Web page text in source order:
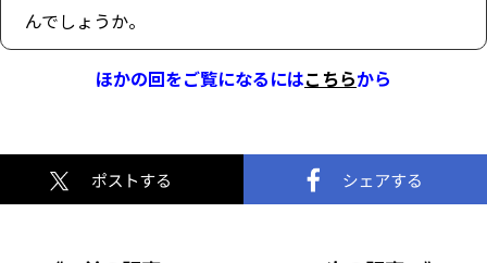
んでしょうか。
ほかの回をご覧になるにはこちらから